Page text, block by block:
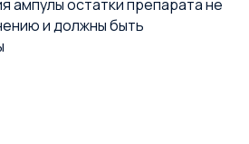
ампулы остатки препарата не
и должны быть